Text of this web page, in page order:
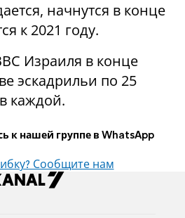
начнутся в конце
к 2021 году.
Израиля в конце
эскадрильи по 25
каждой.
к нашей группе в WhatsApp
Сообщите нам